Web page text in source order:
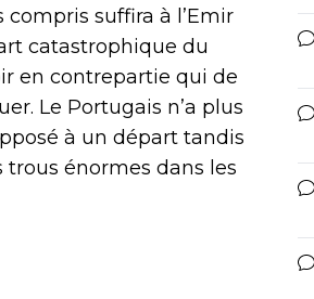
compris suffira à l’Emir
catastrophique du
en contrepartie qui de
Le Portugais n’a plus
à un départ tandis
énormes dans les